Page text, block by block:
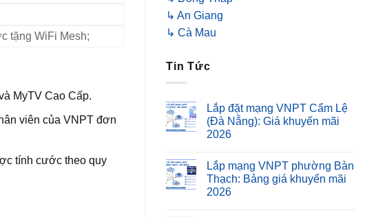
tặng WiFi Mesh;
MyTV Cao Cấp.
viên của VNPT đơn
tính cước theo quy
↳ An Giang
↳ Cà Mau
Tin Tức
Lắp đặt mạng VNPT Cẩm Lệ
(Đà Nẵng): Giá khuyến mãi
2026
Lắp mạng VNPT phường Bàn
Thạch: Bảng giá khuyến mãi
2026